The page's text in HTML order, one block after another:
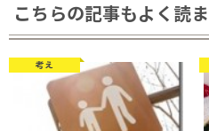
こちらの記事もよく読
考え